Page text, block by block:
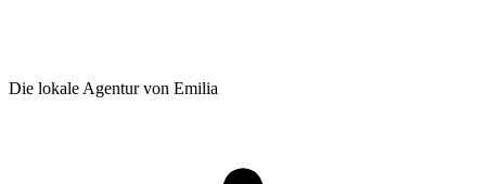
Die lokale Agentur von Emilia